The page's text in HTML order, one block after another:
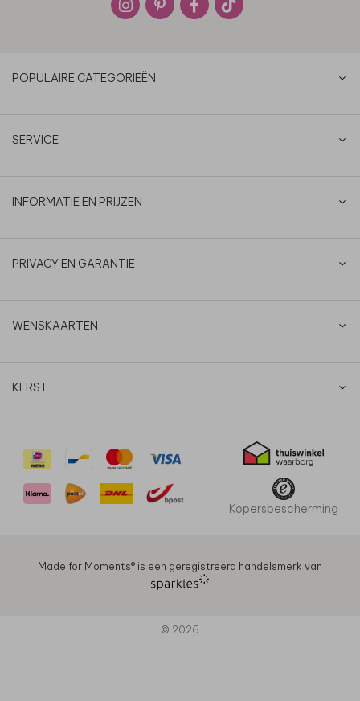
POPULAIRE CATEGORIEËN
SERVICE
INFORMATIE EN PRIJZEN
PRIVACY EN GARANTIE
WENSKAARTEN
KERST
Kopersbescherming
Made for Moments®️ is een geregistreerd handelsmerk van
© 2026